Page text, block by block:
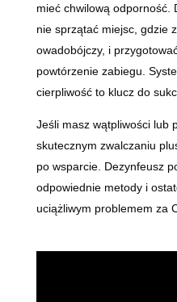
mieć chwilową odporność.
nie sprzątać miejsc, gdzie
owadobójczy, i
powtórzenie zabiegu.
cierpliwość to klucz do
Jeśli masz wątpliwości lub
skutecznym zwalczaniu
po wsparcie. Dezynfeusz
odpowiednie metody i
uciążliwym problemem za